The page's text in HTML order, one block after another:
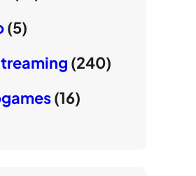
(5)
(240)
(16)